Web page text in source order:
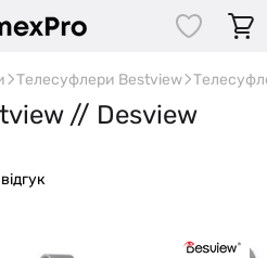
Телесуфлери Bestview
// Desview